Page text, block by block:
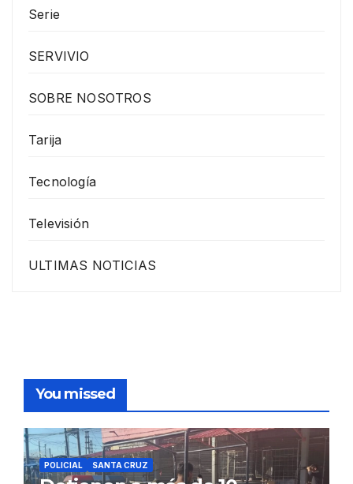
Serie
SERVIVIO
SOBRE NOSOTROS
Tarija
Tecnología
Televisión
ULTIMAS NOTICIAS
You missed
POLICIAL SANTA CRUZ